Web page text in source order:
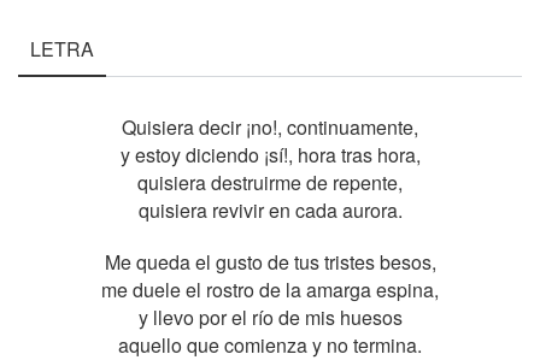
LETRA
Quisiera decir ¡no!, continuamente,
y estoy diciendo ¡sí!, hora tras hora,
quisiera destruirme de repente,
quisiera revivir en cada aurora.
Me queda el gusto de tus tristes besos,
me duele el rostro de la amarga espina,
y llevo por el río de mis huesos
aquello que comienza y no termina.